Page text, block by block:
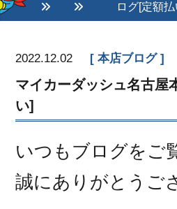
ログ[定額払
2022.12.02 本店ブログ
マイカーダッシュ名古屋
い]
いつもブログをご
誠にありがとうご